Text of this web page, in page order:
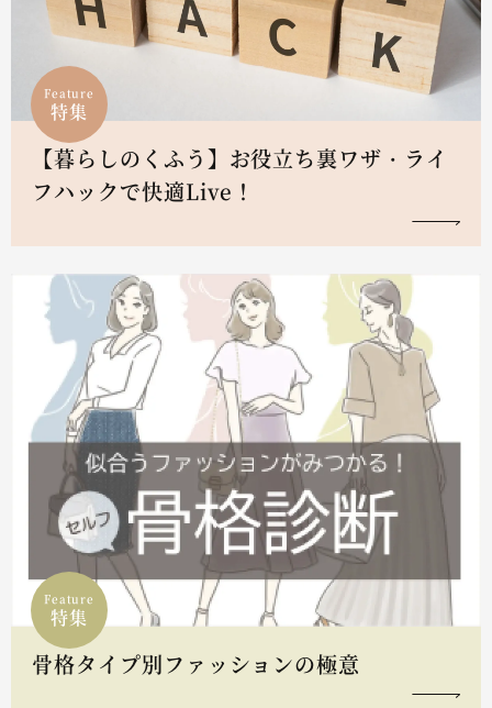
Feature
特集
【暮らしのくふう】お役立ち裏ワザ・ライ
フハックで快適Live！
Feature
特集
骨格タイプ別ファッションの極意